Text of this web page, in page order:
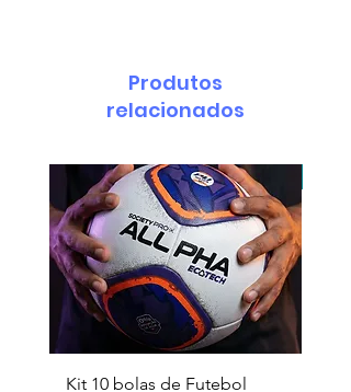
Produtos
relacionados
Kit 10 bolas de Futebol